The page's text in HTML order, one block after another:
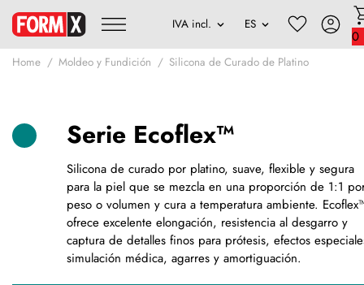
0
Home Moldeo y Fundición Silicona de Curado de Platino
Serie Ecoflex™
Silicona de curado por platino, suave, flexible y segura
para la piel que se mezcla en una proporción de 1:1
peso o volumen y cura a temperatura ambiente.
ofrece excelente elongación, resistencia al desgarro y
captura de detalles finos para prótesis, efectos
simulación médica, agarres y amortiguación.